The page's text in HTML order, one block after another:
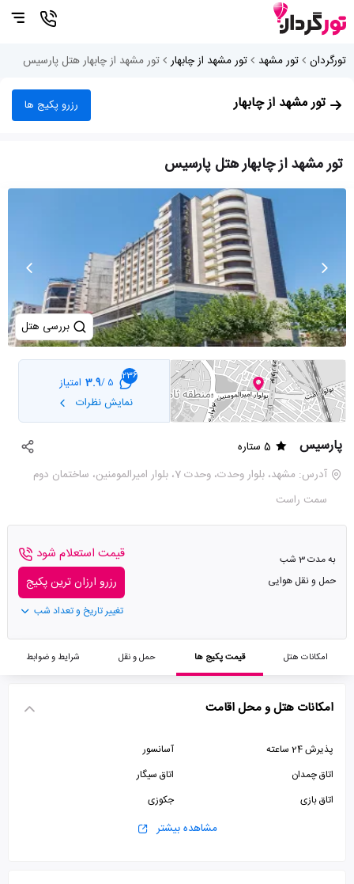
تورگردان تور مشهد تور مشهد از چابهار تور مشهد از چابهار هتل پارسیس
تور مشهد از چابهار رزرو پکیج ها
تور مشهد از چابهار هتل پارسیس
بررسی هتل
236
5 /
3.9 امتیاز
نمایش نظرات
پارسیس
5 ستاره
آدرس: مشهد، بلوار وحدت، وحدت 7، بلوار امیرالمومنین، ساختمان دوم
سمت راست
به مدت 3 شب
حمل و نقل هوایی
قیمت استعلام شود
رزرو ارزان ترین پکیج
تغییر تاریخ و تعداد شب
امکانات هتل قیمت پکیج ها حمل و نقل شرایط و ضوابط
امکانات هتل و محل اقامت
پذیرش 24 ساعته
آسانسور
اتاق چمدان
اتاق سیگار
اتاق بازی
جکوزی
خدمات بیدار باشمشاهده بیشتر